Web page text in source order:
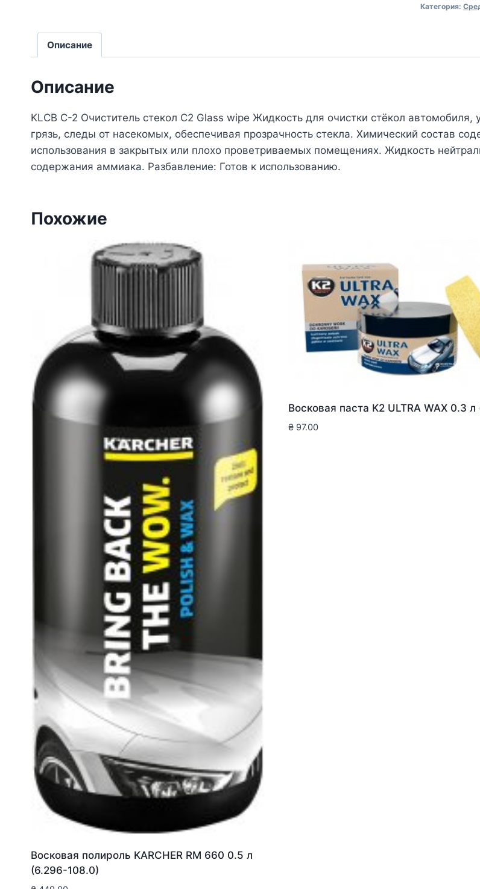
Категория:
Описание
Описание
KLCB С-2 Очиститель стекол С2 Glass wipe Жидкость для очистки стёкол
грязь, следы от насекомых, обеспечивая прозрачность стекла. Химический состав
использования в закрытых или плохо проветриваемых помещениях. Жидкость
содержания аммиака. Разбавление: Готов к использованию.
Похожие
Восковая полироль KARCHER RM 660 0.5 л
(6.296-108.0)
Восковая паста K2 ULTRA WAX 0.3 л
₴ 97.00